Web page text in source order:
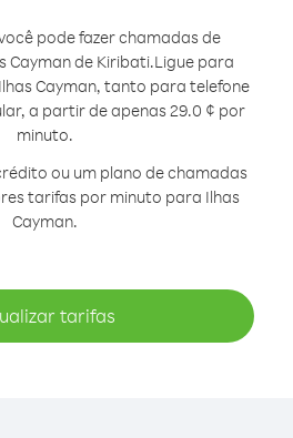
pode fazer chamadas de
Cayman de Kiribati.Ligue para
Cayman, tanto para telefone
a partir de apenas 29.0 ¢ por
minuto.
ou um plano de chamadas
tarifas por minuto para Ilhas
Cayman.
tarifas